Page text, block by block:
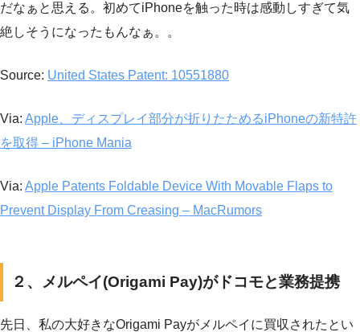
だなぁと思える。初めてiPhoneを触った時は感動しすぎて気
絶しそうになったもんなぁ。。
Source: United States Patent: 10551880
Via: Apple、ディスプレイ部分が折りたためるiPhoneの新特許
を取得 – iPhone Mania
Via: Apple Patents Foldable Device With Movable Flaps to
Prevent Display From Creasing – MacRumors
２、メルペイ(Origami Pay)がドコモと業務提携
先日、私の大好きなOrigami Payがメルペイに買収されたとい